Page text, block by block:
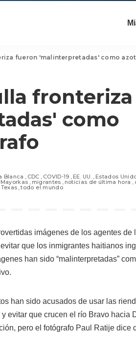
'malinterpretadas' como azotes, dice
fronteriza
como
Blanca CDC COVID-19 EE. UU. Estados
Mayorkas migrantes noticias de última hora
Texas todo el mundo
imágenes de los agentes de
que los inmigrantes haitianos
han sido “malinterpretadas”
han sido acusados de usar las
evitar que crucen el río Bravo hacia
pero el fotógrafo Paul Ratije dice